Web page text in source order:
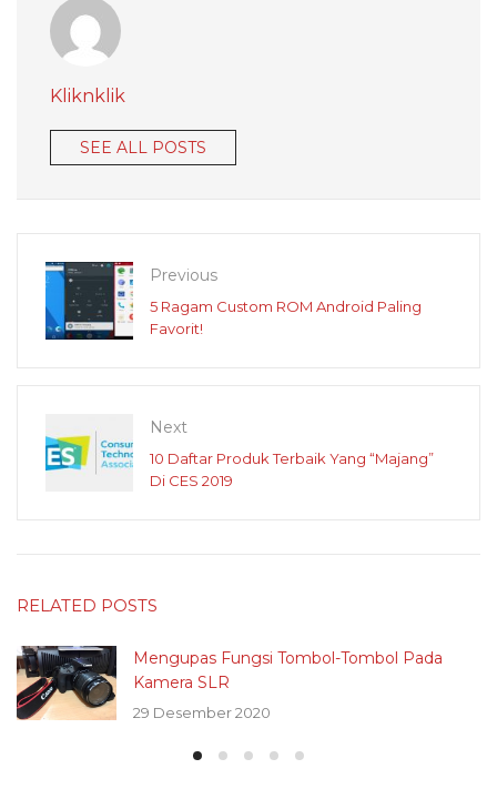
Kliknklik
SEE ALL POSTS
Previous
5 Ragam Custom ROM Android Paling
Favorit!
Next
10 Daftar Produk Terbaik Yang “Majang”
Di CES 2019
RELATED POSTS
Mengupas Fungsi Tombol-Tombol Pada
Kamera SLR
29 Desember 2020